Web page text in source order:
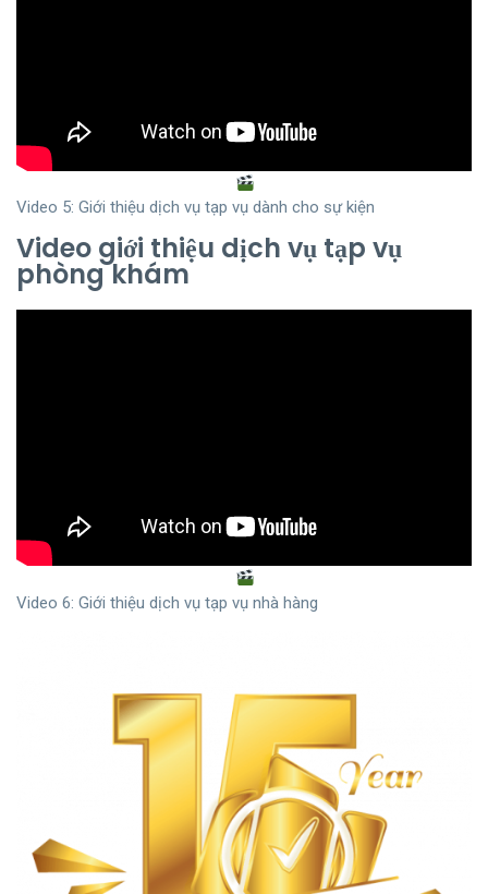
Video 5: Giới thiệu dịch vụ tạp vụ dành cho sự kiện
Video giới thiệu dịch vụ tạp vụ
phòng khám
Video 6: Giới thiệu dịch vụ tạp vụ nhà hàng